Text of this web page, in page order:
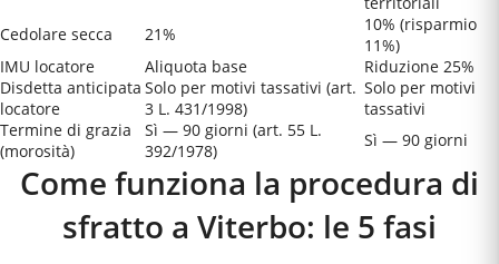
Cedolare secca
21%
10% (risparmio
11%)
IMU locatore
Aliquota base
Riduzione 25%
Disdetta anticipata
locatore
Solo per motivi tassativi (art.
3 L. 431/1998)
Solo per motivi
tassativi
Termine di grazia
(morosità)
Sì — 90 giorni (art. 55 L.
392/1978)
Sì — 90 giorni
Come funziona la procedura di
sfratto a Viterbo: le 5 fasi